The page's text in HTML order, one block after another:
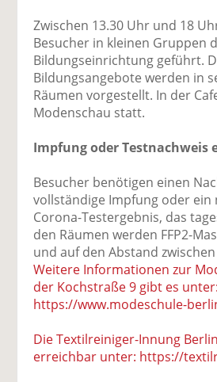
Zwischen 13.30 Uhr und 18
Besucher in kleinen Gruppen
Bildungseinrichtung geführt.
Bildungsangebote werden in
Räumen vorgestellt. In der
Modenschau statt.
Impfung oder Testnachweis
Besucher benötigen einen
vollständige Impfung oder ein
Corona-Testergebnis, das
den Räumen werden FFP2-
und auf den Abstand
Weitere Informationen zur
der Kochstraße 9 gibt es unter:
https://www.modeschule-
Die Textilreiniger-Innung
erreichbar unter: https://